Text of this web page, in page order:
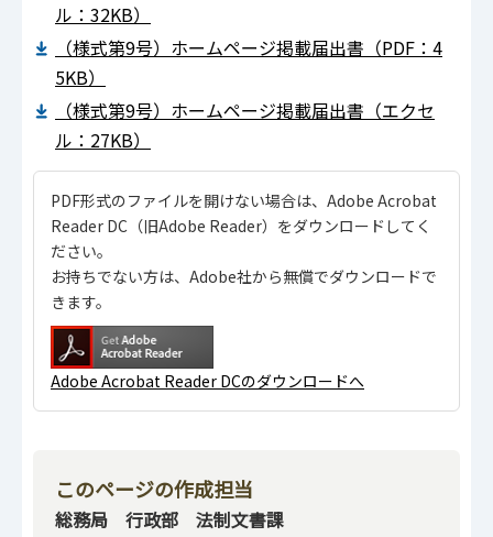
ル：32KB）
（様式第9号）ホームページ掲載届出書（PDF：4
5KB）
（様式第9号）ホームページ掲載届出書（エクセ
ル：27KB）
PDF形式のファイルを開けない場合は、Adobe Acrobat
Reader DC（旧Adobe Reader）をダウンロードしてく
ださい。
お持ちでない方は、Adobe社から無償でダウンロードで
きます。
Adobe Acrobat Reader DCのダウンロードへ
このページの作成担当
総務局 行政部 法制文書課